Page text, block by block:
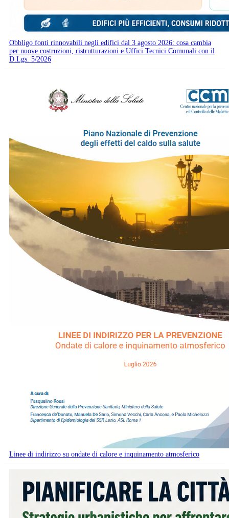
Obbligo fonti rinnovabili negli edifici dal 3 agosto 2026: cosa cambia
per nuove costruzioni, ristrutturazioni e Uffici Tecnici Comunali con il
D.Lgs. 5/2026
Linee di indirizzo su ondate di calore e inquinamento atmosferico